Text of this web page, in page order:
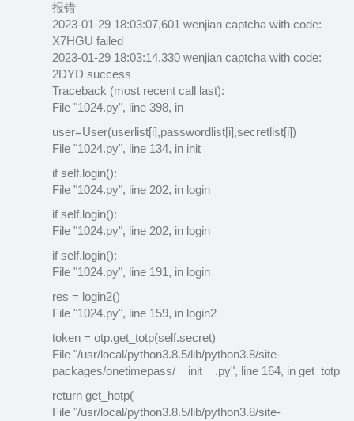
报错
2023-01-29 18:03:07,601 wenjian captcha with code:
X7HGU failed
2023-01-29 18:03:14,330 wenjian captcha with code:
2DYD success
Traceback (most recent call last):
File "1024.py", line 398, in
user=User(userlist[i],passwordlist[i],secretlist[i])
File "1024.py", line 134, in init
if self.login():
File "1024.py", line 202, in login
if self.login():
File "1024.py", line 202, in login
if self.login():
File "1024.py", line 191, in login
res = login2()
File "1024.py", line 159, in login2
token = otp.get_totp(self.secret)
File "/usr/local/python3.8.5/lib/python3.8/site-
packages/onetimepass/__init__.py", line 164, in get_totp
return get_hotp(
File "/usr/local/python3.8.5/lib/python3.8/site-